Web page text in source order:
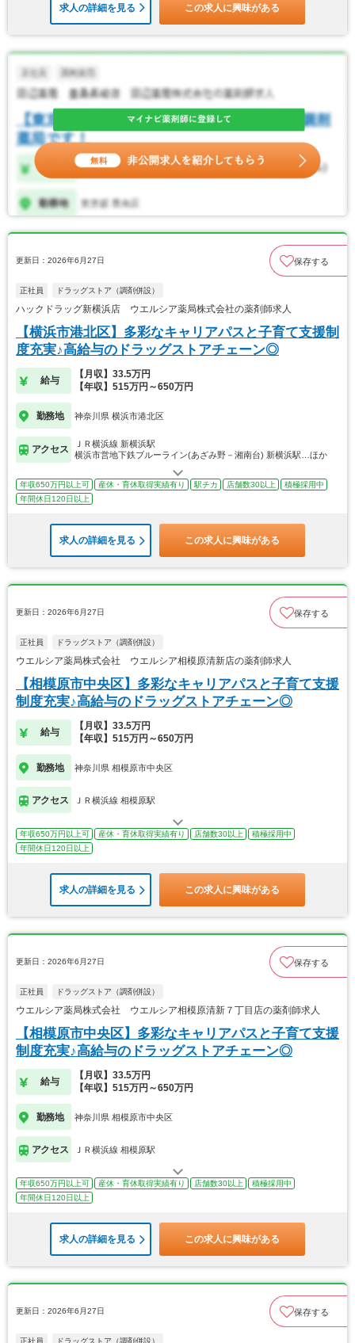
求人の詳細を見る この求人に興味がある
更新日：2026年6月27日 保存する
正社員 ドラッグストア（調剤併設）
ハックドラッグ新横浜店 ウエルシア薬局株式会社の薬剤師求人
【横浜市港北区】多彩なキャリアパスと子育て支援制
度充実♪高給与のドラッグストアチェーン◎
給与
【月収】33.5万円
【年収】515万円～650万円
勤務地 神奈川県 横浜市港北区
アクセス
ＪＲ横浜線 新横浜駅
横浜市営地下鉄ブルーライン(あざみ野－湘南台) 新横浜駅…ほか
年収650万円以上可 産休・育休取得実績有り 駅チカ 店舗数30以上
積極採用中
年間休日120日以上
求人の詳細を見る この求人に興味がある
更新日：2026年6月27日 保存する
正社員 ドラッグストア（調剤併設）
ウエルシア薬局株式会社 ウエルシア相模原清新店の薬剤師求人
【相模原市中央区】多彩なキャリアパスと子育て支援
制度充実♪高給与のドラッグストアチェーン◎
給与
【月収】33.5万円
【年収】515万円～650万円
勤務地 神奈川県 相模原市中央区
アクセス ＪＲ横浜線 相模原駅
年収650万円以上可 産休・育休取得実績有り 店舗数30以上
積極採用中
年間休日120日以上
求人の詳細を見る この求人に興味がある
更新日：2026年6月27日 保存する
正社員 ドラッグストア（調剤併設）
ウエルシア薬局株式会社 ウエルシア相模原清新７丁目店の薬剤師求人
【相模原市中央区】多彩なキャリアパスと子育て支援
制度充実♪高給与のドラッグストアチェーン◎
給与
【月収】33.5万円
【年収】515万円～650万円
勤務地 神奈川県 相模原市中央区
アクセス ＪＲ横浜線 相模原駅
年収650万円以上可 産休・育休取得実績有り 店舗数30以上
積極採用中
年間休日120日以上
求人の詳細を見る この求人に興味がある
更新日：2026年6月27日 保存する